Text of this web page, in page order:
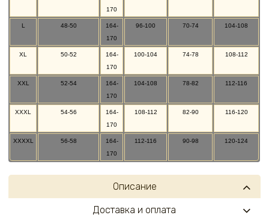
170
L 48-50
164-
170
96-100 70-74 104-108
XL 50-52
164-
170
100-104 74-78 108-112
XXL 52-54
164-
170
104-108 78-82 112-116
XXXL 54-56
164-
170
108-112 82-90 116-120
XXXXL 56-58
164-
170
112-116 90-98 120-124
Описание
Доставка и оплата